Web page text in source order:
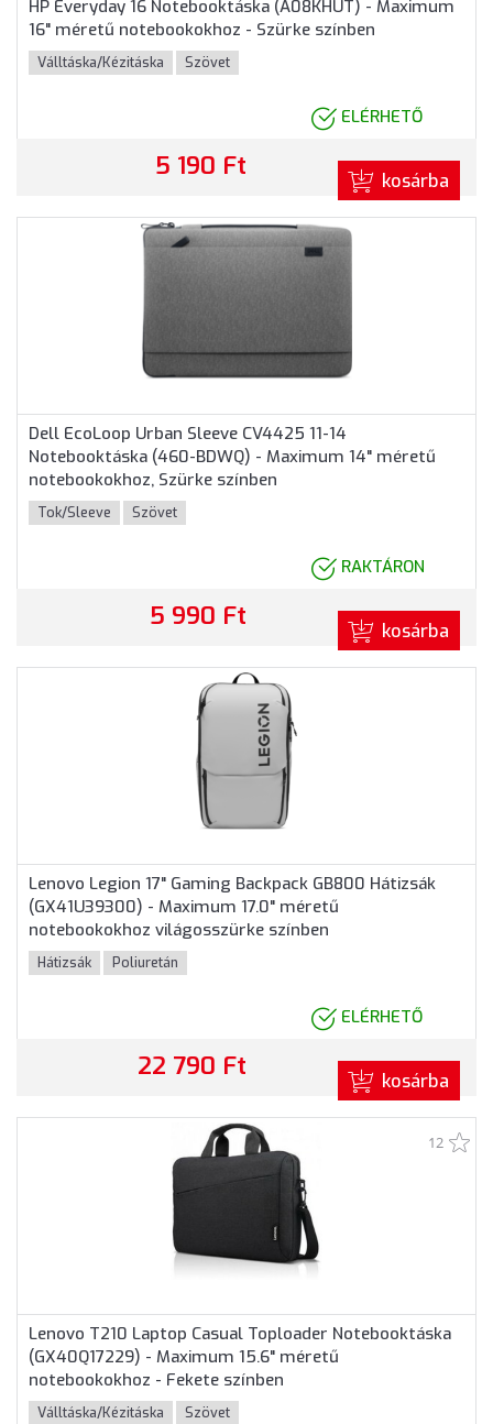
HP Everyday 16 Notebooktáska (A08KHUT) - Maximum
16" méretű notebookokhoz - Szürke színben
Válltáska/Kézitáska Szövet
ELÉRHETŐ
5 190 Ft kosárba
Dell EcoLoop Urban Sleeve CV4425 11-14
Notebooktáska (460-BDWQ) - Maximum 14" méretű
notebookokhoz, Szürke színben
Tok/Sleeve Szövet
RAKTÁRON
5 990 Ft kosárba
Lenovo Legion 17" Gaming Backpack GB800 Hátizsák
(GX41U39300) - Maximum 17.0" méretű
notebookokhoz világosszürke színben
Hátizsák Poliuretán
ELÉRHETŐ
22 790 Ft kosárba
12
Lenovo T210 Laptop Casual Toploader Notebooktáska
(GX40Q17229) - Maximum 15.6" méretű
notebookokhoz - Fekete színben
Válltáska/Kézitáska Szövet